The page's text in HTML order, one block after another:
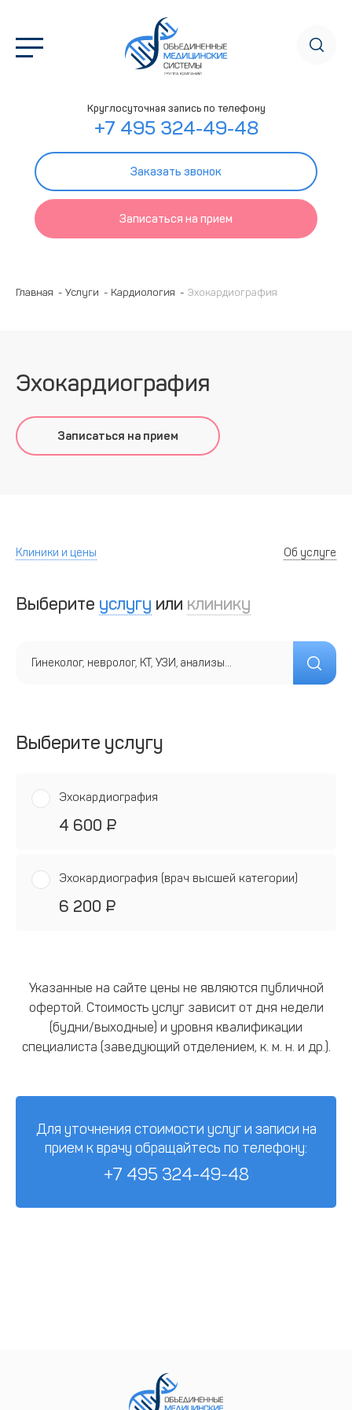
Заказать звонок
Записаться на прием
Круглосуточная запись по телефону
+7 495 324-49-48
Главная Услуги Кардиология Эхокардиография
Эхокардиография
Записаться на прием
Клиники и цены Об услуге
Выберите услугу или клинику
Выберите услугу
Эхокардиография
4 600 ₽
Эхокардиография (врач высшей категории)
6 200 ₽
Указанные на сайте цены не являются публичной
офертой. Стоимость услуг зависит от дня недели
(будни/выходные) и уровня квалификации
специалиста (заведующий отделением, к. м. н. и др.).
Для уточнения стоимости услуг и записи на
прием к врачу обращайтесь по телефону:
+7 495 324-49-48